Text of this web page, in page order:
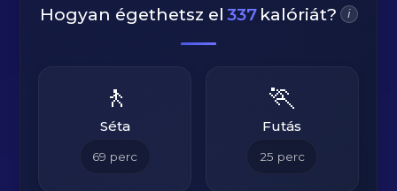
Hogyan égethetsz el 337 kalóriát? i
🚶
Séta
69 perc
🏃
Futás
25 perc